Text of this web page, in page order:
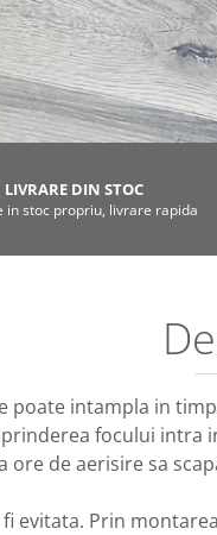
LIVRARE DIN STOC
in stoc propriu, livrare rapida
poate intampla in
focului intra
ore de aerisire sa
evitata. Prin